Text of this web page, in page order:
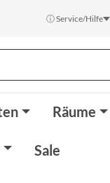
ⓘ Service/Hilfe
Räume
Sale